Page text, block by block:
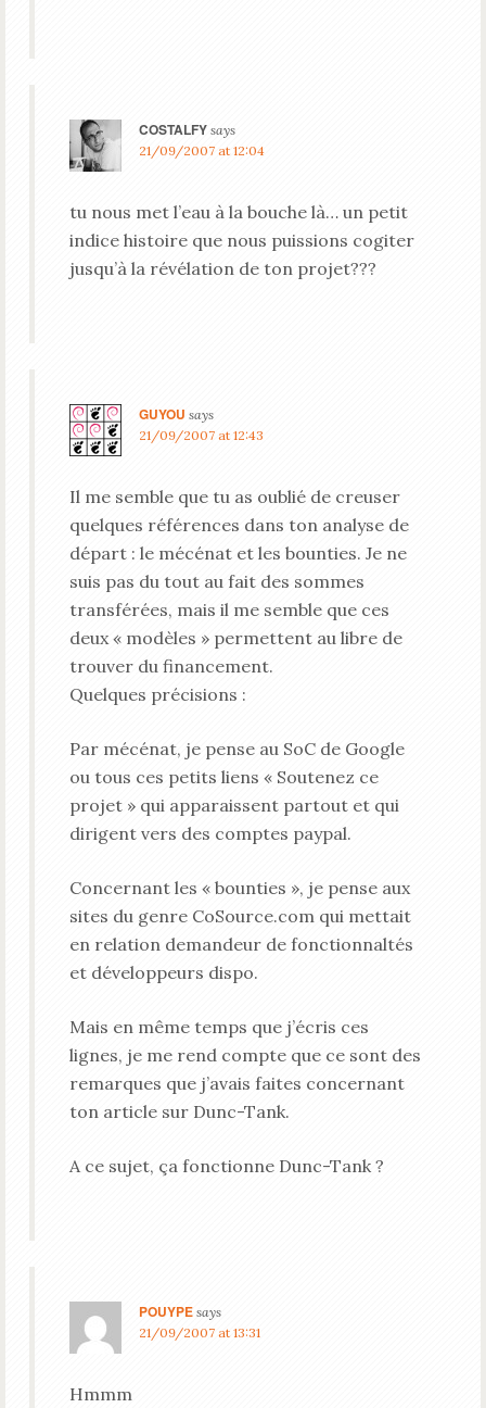
COSTALFY says
21/09/2007 at 12:04
tu nous met l’eau à la bouche là… un petit
indice histoire que nous puissions cogiter
jusqu’à la révélation de ton projet???
GUYOU says
21/09/2007 at 12:43
Il me semble que tu as oublié de creuser
quelques références dans ton analyse de
départ : le mécénat et les bounties. Je ne
suis pas du tout au fait des sommes
transférées, mais il me semble que ces
deux « modèles » permettent au libre de
trouver du financement.
Quelques précisions :
Par mécénat, je pense au SoC de Google
ou tous ces petits liens « Soutenez ce
projet » qui apparaissent partout et qui
dirigent vers des comptes paypal.
Concernant les « bounties », je pense aux
sites du genre CoSource.com qui mettait
en relation demandeur de fonctionnaltés
et développeurs dispo.
Mais en même temps que j’écris ces
lignes, je me rend compte que ce sont des
remarques que j’avais faites concernant
ton article sur Dunc-Tank.
A ce sujet, ça fonctionne Dunc-Tank ?
POUYPE says
21/09/2007 at 13:31
Hmmm